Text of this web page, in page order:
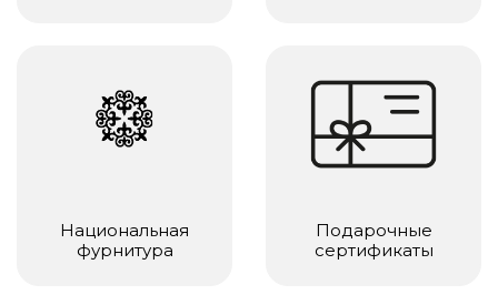
Национальная
фурнитура
Подарочные
сертификаты